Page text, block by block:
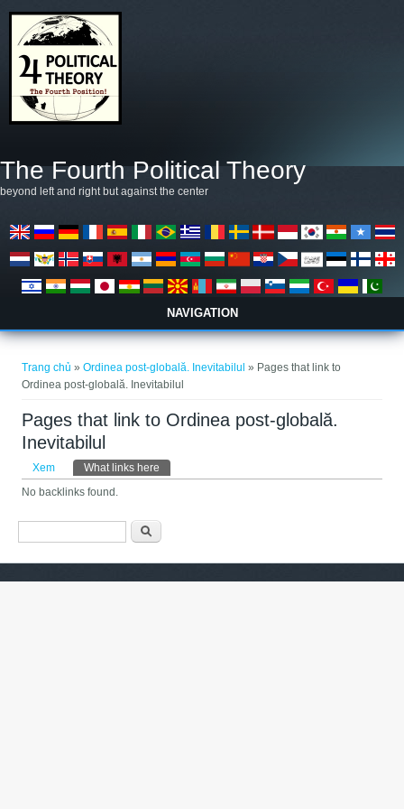
The Fourth Political Theory
beyond left and right but against the center
NAVIGATION
Trang chủ »Ordinea post-globală. Inevitabilul » Pages that link to
Ordinea post-globală. Inevitabilul
Pages that link to Ordinea post-globală.
Inevitabilul
Tab chính
Xem What links here
No backlinks found.
Biểu mẫu tìm kiếm